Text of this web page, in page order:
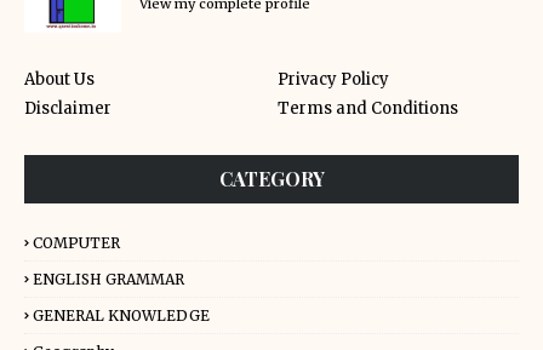
About Us
Privacy Policy
Disclaimer
Terms and Conditions
CATEGORY
COMPUTER
ENGLISH GRAMMAR
GENERAL KNOWLEDGE